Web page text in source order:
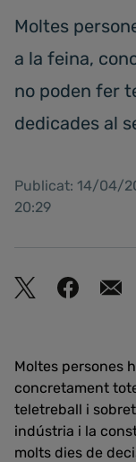
Moltes
a la feina,
no poden fer
dedicades al
Publicat: 14/04/
20:29
Moltes persones
concretament
teletreball i
indústria i la
molts dies de